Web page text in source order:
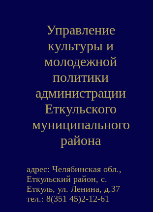
Управление
культуры и
молодежной
политики
администрации
Еткульского
муниципального
района
адрес: Челябинская обл.,
Еткульский район, с.
Еткуль, ул. Ленина, д.37
тел.: 8(351 45)2-12-61